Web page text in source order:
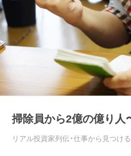
掃除員から2億の億り
リアル投資家列伝・仕事から見つけ